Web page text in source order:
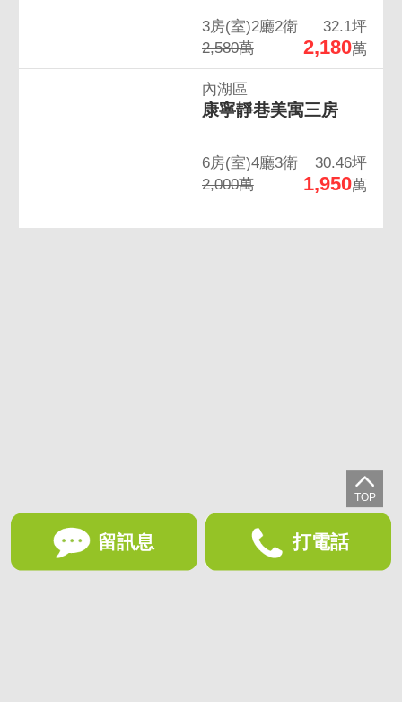
3房(室)2廳2衛
32.1坪
2,580萬
2,180萬
內湖區
康寧靜巷美寓三房
6房(室)4廳3衛
30.46坪
2,000萬
1,950萬
留訊息 打電話